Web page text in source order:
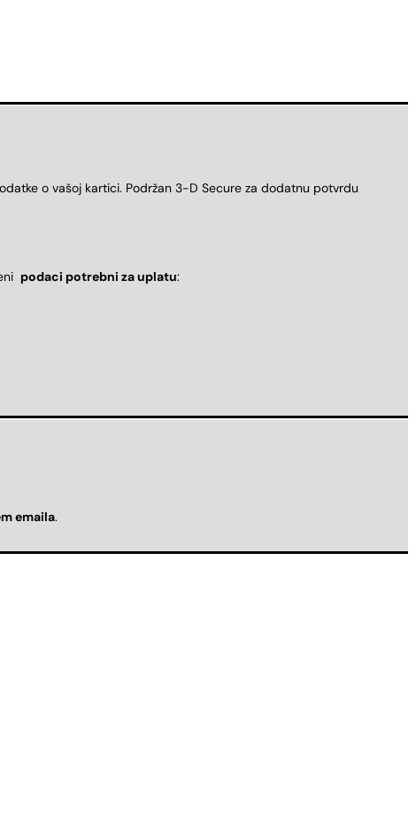
o vašoj kartici. Podržan 3-D Secure za dodatnu potvrdu
podaci potrebni za uplatu:
emaila.